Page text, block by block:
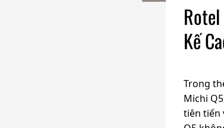
Kế
Trong
Michi
tiên tiến